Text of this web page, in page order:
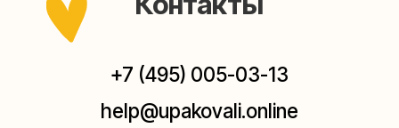
Москва, ул.Плющиха, дом 42
(как пройти)
Мастерская на Плющихе
+7 (980) 495-03-13